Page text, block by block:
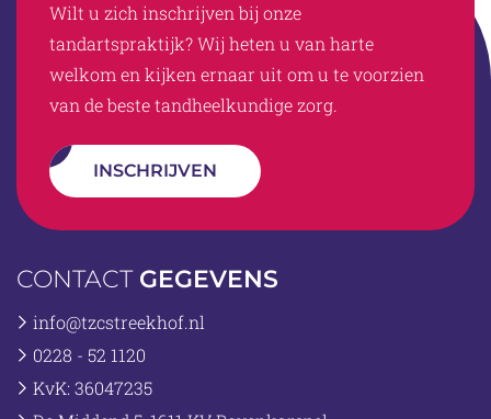
Wilt u zich inschrijven bij onze
tandartspraktijk? Wij heten u van harte
welkom en kijken ernaar uit om u te voorzien
van de beste tandheelkundige zorg.
INSCHRIJVEN
CONTACT GEGEVENS
info@tzcstreekhof.nl
0228 - 52 1120
KvK: 36047235